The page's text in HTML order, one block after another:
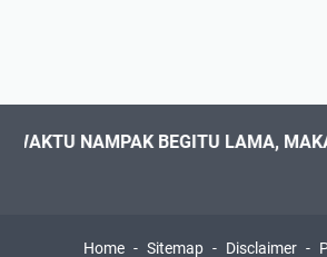
NAMPAK BEGITU LAMA, MAKA
Home Sitemap Disclaimer